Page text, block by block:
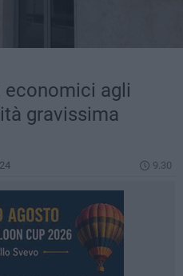
economici agli
gravissima
9.30